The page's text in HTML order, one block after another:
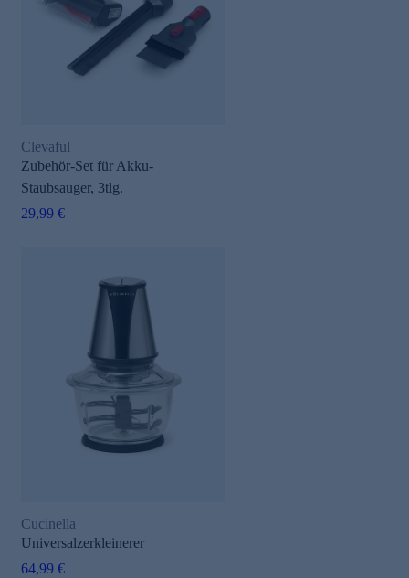
Clevaful
Zubehör-Set für Akku-
Staubsauger, 3tlg.
29,99 €
Cucinella
Universalzerkleinerer
64,99 €